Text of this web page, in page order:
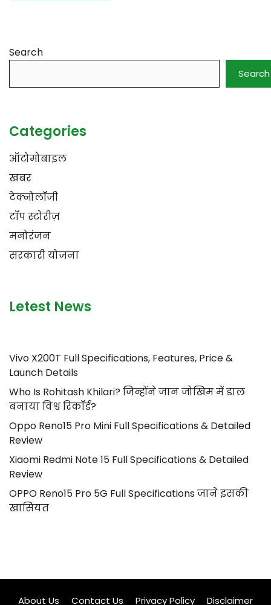
Search
Search
Categories
ऑटोमोबाइल
खबर
टेक्नोलॉजी
टॉप स्टोरीज़
मनोरंजन
सरकारी योजना
Letest News
Vivo X200T Full Specifications, Features, Price &
Launch Details
Who Is Rohitash Khilari? जिन्होंने जान जोखिम में डाल
बनाया विश्व रिकॉर्ड?
Oppo Reno15 Pro Mini Full Specifications & Detailed
Review
Xiaomi Redmi Note 15 Full Specifications & Detailed
Review
OPPO Reno15 Pro 5G Full Specifications जाने इसकी
खासियत
About Us Contact Us Privacy Policy Disclaimer